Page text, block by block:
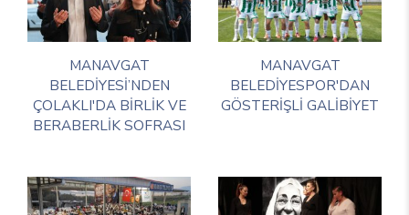
MANAVGAT
BELEDİYESİ’NDEN
ÇOLAKLI'DA BİRLİK VE
BERABERLİK SOFRASI
MANAVGAT
BELEDİYESPOR'DAN
GÖSTERİŞLİ GALİBİYET